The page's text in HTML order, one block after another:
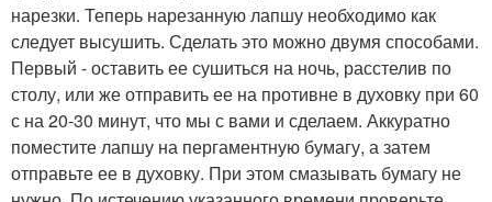
нарезки. Теперь нарезанную лапшу необходимо как
следует высушить. Сделать это можно двумя способами.
Первый - оставить ее сушиться на ночь, расстелив по
столу, или же отправить ее на противне в духовку при 60
с на 20-30 минут, что мы с вами и сделаем. Аккуратно
поместите лапшу на пергаментную бумагу, а затем
отправьте ее в духовку. При этом смазывать бумагу не